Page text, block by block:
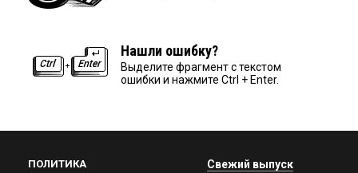
Нашли ошибку?
Выделите фрагмент с текстом
ошибки и нажмите Ctrl + Enter.
ПОЛИТИКА Свежий выпуск